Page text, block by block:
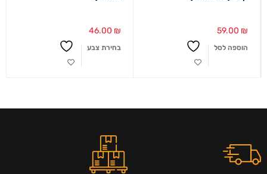
59.00 ₪
הוספה לסל
46.00 ₪
בחירת צבע